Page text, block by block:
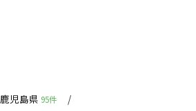
鹿児島県 95件